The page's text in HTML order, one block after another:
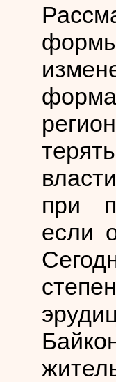
при
если